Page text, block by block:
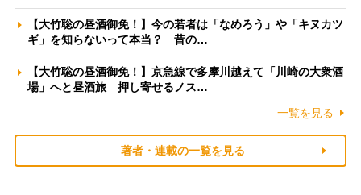
【大竹聡の昼酒御免！】今の若者は「なめろう」や「キヌカツ
ギ」を知らないって本当？ 昔の…
【大竹聡の昼酒御免！】京急線で多摩川越えて「川崎の大衆酒
場」へと昼酒旅 押し寄せるノス…
一覧を見る
著者・連載の一覧を見る